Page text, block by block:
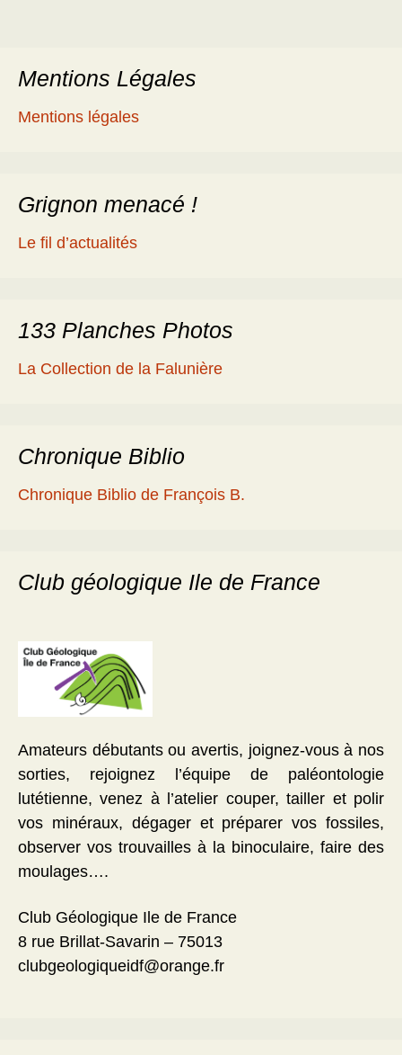
Mentions Légales
Mentions légales
Grignon menacé !
Le fil d’actualités
133 Planches Photos
La Collection de la Falunière
Chronique Biblio
Chronique Biblio de François B.
Club géologique Ile de France
Amateurs débutants ou avertis, joignez-vous à nos
sorties, rejoignez l’équipe de paléontologie
lutétienne, venez à l’atelier couper, tailler et polir
vos minéraux, dégager et préparer vos fossiles,
observer vos trouvailles à la binoculaire, faire des
moulages….
Club Géologique Ile de France
8 rue Brillat-Savarin – 75013
clubgeologiqueidf@orange.fr